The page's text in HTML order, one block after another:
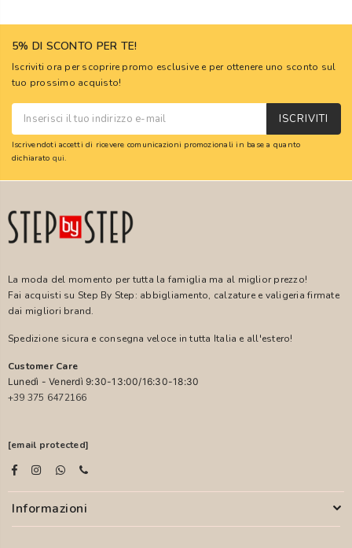
5% DI SCONTO PER TE!
Iscriviti ora per scoprire promo esclusive e per ottenere uno sconto sul
tuo prossimo acquisto!
ISCRIVITI
Iscrivendoti accetti di ricevere comunicazioni promozionali in base a quanto
dichiarato qui.
La moda del momento per tutta la famiglia ma al miglior prezzo!
Fai acquisti su Step By Step: abbigliamento, calzature e valigeria firmate
dai migliori brand.
Spedizione sicura e consegna veloce in tutta Italia e all'estero!
Customer Care
Lunedì - Venerdì 9:30-13:00/16:30-18:30
+39 375 6472166
[email protected]
Informazioni